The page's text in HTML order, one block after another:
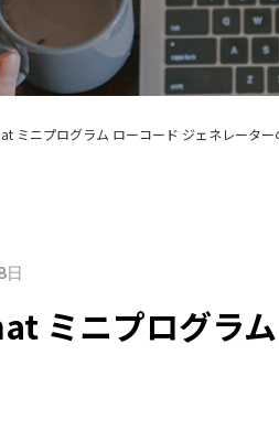
ミニプログラム ローコード ジェネレーター
日
ミニプログラ